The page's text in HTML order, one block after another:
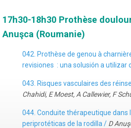
17h30-18h30 Prothèse
Anuşca (Roumanie)
042. Prothèse de genou à
revisiones : una solusión a utilizar
043. Risques vasculaires des
Chahidi, E Moest, A Callewier, F
044. Conduite thérapeutique
periprotéticas de la rodilla / D